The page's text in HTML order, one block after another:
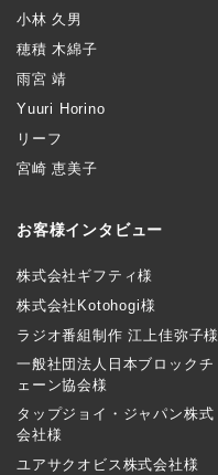
小林 久男
穂積 木綿子
雨宮 靖
Yuuri Horino
リーフ
宮崎 恵美子
お客様インタビュー
株式会社ギフティ様
株式会社Kotohogi様
ラジオ番組制作 江上佳弥子様
一般社団法人日本ブロックチ
ェーン協会様
タップジョイ・ジャパン株式
会社様
ユアサクオビス株式会社様